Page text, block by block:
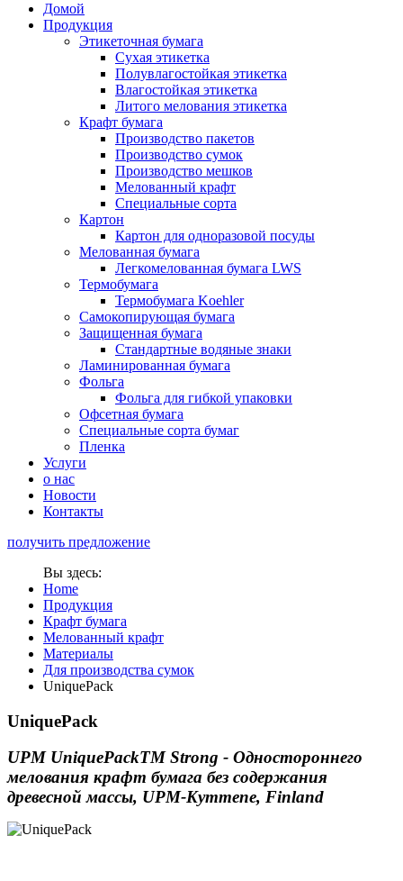
Домой
Продукция
Этикеточная бумага
Сухая этикетка
Полувлагостойкая этикетка
Влагостойкая этикетка
Литого мелования этикетка
Крафт бумага
Производство пакетов
Производство сумок
Производство мешков
Мелованный крафт
Специальные сорта
Картон
Картон для одноразовой посуды
Мелованная бумага
Легкомелованная бумага LWS
Термобумага
Термобумага Koehler
Самокопирующая бумага
Защищенная бумага
Стандартные водяные знаки
Ламинированная бумага
Фольга
Фольга для гибкой упаковки
Офсетная бумага
Специальные сорта бумаг
Пленка
Услуги
о нас
Новости
Контакты
получить предложение
Вы здесь:
Home
Продукция
Крафт бумага
Мелованный крафт
Материалы
Для производства сумок
UniquePack
UniquePack
UPM UniquePackTM Strong - Одностороннего
мелования крафт бумага без содержания
древесной массы, UPM-Kymmene, Finland